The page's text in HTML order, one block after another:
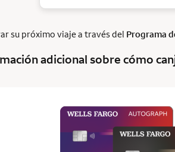
su próximo viaje a través del Programa
adicional sobre cómo